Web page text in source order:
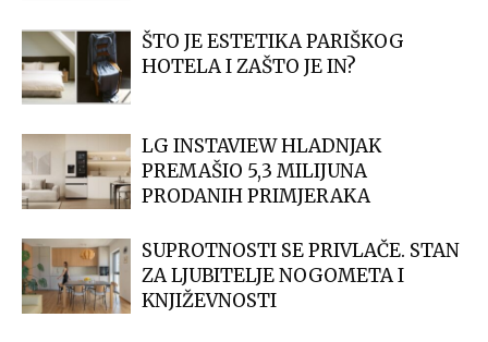
ŠTO JE ESTETIKA PARIŠKOG
HOTELA I ZAŠTO JE IN?
LG INSTAVIEW HLADNJAK
PREMAŠIO 5,3 MILIJUNA
PRODANIH PRIMJERAKA
SUPROTNOSTI SE PRIVLAČE. STAN
ZA LJUBITELJE NOGOMETA I
KNJIŽEVNOSTI